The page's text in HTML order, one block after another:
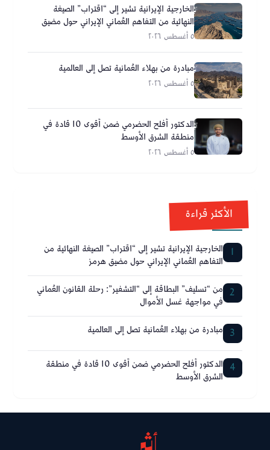
الخارجية الإيرانية تشير إلى “اقتراب” الصيغة
النهائية من التفاهم العُماني الإيراني حول مضيق
هرمز
٥ أغسطس ٢٠٢٦
مبادرة من بهلاء العُمانية تصل إلى العالمية
٥ أغسطس ٢٠٢٦
الدكتور أفلح الحضرمي ضمن أقوى 10 قادة في
منطقة الشرق الأوسط
٥ أغسطس ٢٠٢٦
الأكثر قراءة
1 الخارجية الإيرانية تشير إلى “اقتراب” الصيغة النهائية من
التفاهم العُماني الإيراني حول مضيق هرمز
2 من “تسليف” البطاقة إلى “التشفير”: رحلة القانون العُماني
في مواجهة غسل الأموال
3 مبادرة من بهلاء العُمانية تصل إلى العالمية
4 الدكتور أفلح الحضرمي ضمن أقوى 10 قادة في منطقة
الشرق الأوسط